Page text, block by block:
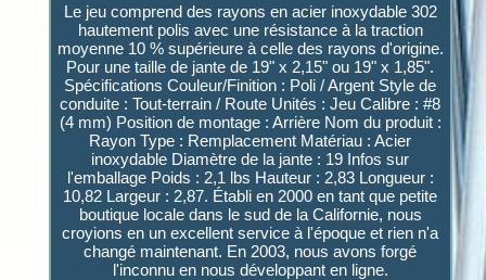
Le jeu comprend des rayons en acier inoxydable 302
hautement polis avec une résistance à la traction
moyenne 10 % supérieure à celle des rayons d'origine.
Pour une taille de jante de 19" x 2,15" ou 19" x 1,85".
Spécifications Couleur/Finition : Poli / Argent Style de
conduite : Tout-terrain / Route Unités : Jeu Calibre : #8
(4 mm) Position de montage : Arrière Nom du produit :
Rayon Type : Remplacement Matériau : Acier
inoxydable Diamètre de la jante : 19 Infos sur
l'emballage Poids : 2,1 lbs Hauteur : 2,83 Longueur :
10,82 Largeur : 2,87. Établi en 2000 en tant que petite
boutique locale dans le sud de la Californie, nous
croyions en un excellent service à l'époque et rien n'a
changé maintenant. En 2003, nous avons forgé
l'inconnu en nous développant en ligne.